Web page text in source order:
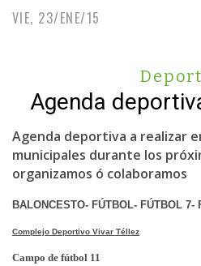
VIE, 23/ENE/15
Agenda
Agenda deportiva a realizar
municipales durante los
organizamos ó colaboramos
BALONCESTO- FÚTBOL- FÚTBOL 7-
Complejo Deportivo Vivar Téllez
Campo de fútbol 11